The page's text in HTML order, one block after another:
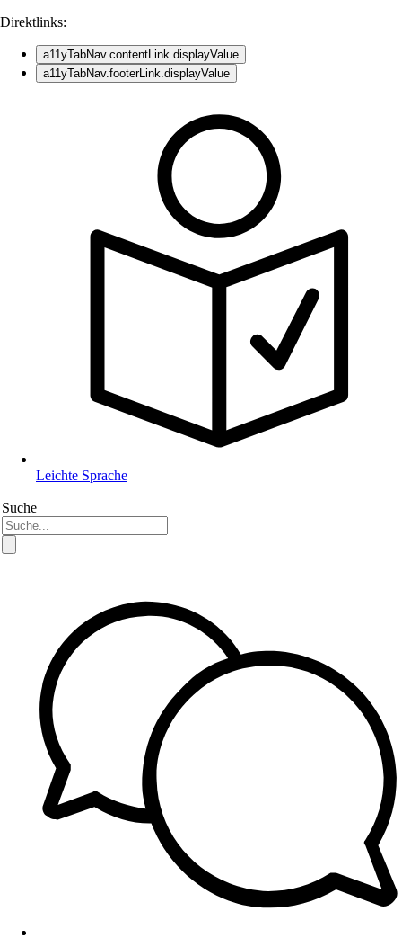
Direktlinks:
a11yTabNav.contentLink.displayValue
a11yTabNav.footerLink.displayValue
Leichte Sprache
Suche